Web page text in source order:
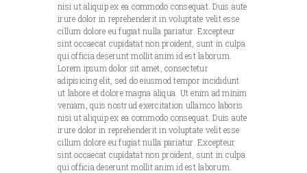
nisi ut aliquip ex ea commodo consequat. Duis aute
irure dolor in reprehenderit in voluptate velit esse
cillum dolore eu fugiat nulla pariatur. Excepteur
sint occaecat cupidatat non proident, sunt in culpa
qui officia deserunt mollit anim id est laborum.
Lorem ipsum dolor sit amet, consectetur
adipisicing elit, sed do eiusmod tempor incididunt
ut labore et dolore magna aliqua. Ut enim ad minim
veniam, quis nostrud exercitation ullamco laboris
nisi ut aliquip ex ea commodo consequat. Duis aute
irure dolor in reprehenderit in voluptate velit esse
cillum dolore eu fugiat nulla pariatur. Excepteur
sint occaecat cupidatat non proident, sunt in culpa
qui officia deserunt mollit anim id est laborum.